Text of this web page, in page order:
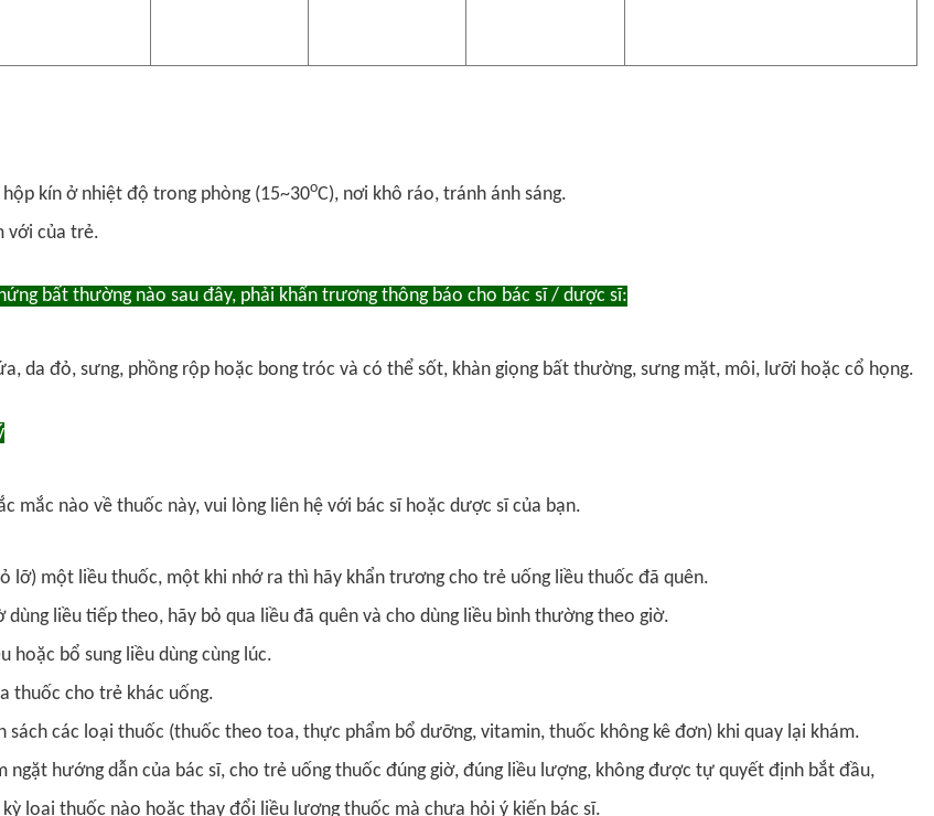
kín ở nhiệt độ trong phòng (15~30oC), nơi khô ráo, tránh ánh sáng.
với của trẻ.
bất thường nào sau đây, phải khẩn trương thông báo cho bác sĩ / dược sĩ:
da đỏ, sưng, phồng rộp hoặc bong tróc và có thể sốt, khàn giọng bất thường, sưng mặt, môi, lưỡi hoặc cổ họng.
mắc nào về thuốc này, vui lòng liên hệ với bác sĩ hoặc dược sĩ của bạn.
lỡ) một liều thuốc, một khi nhớ ra thì hãy khẩn trương cho trẻ uống liều thuốc đã quên.
dùng liều tiếp theo, hãy bỏ qua liều đã quên và cho dùng liều bình thường theo giờ.
hoặc bổ sung liều dùng cùng lúc.
thuốc cho trẻ khác uống.
sách các loại thuốc (thuốc theo toa, thực phẩm bổ dưỡng, vitamin, thuốc không kê đơn) khi quay lại khám.
ngặt hướng dẫn của bác sĩ, cho trẻ uống thuốc đúng giờ, đúng liều lượng, không được tự quyết định bắt đầu,
kỳ loại thuốc nào hoặc thay đổi liều lượng thuốc mà chưa hỏi ý kiến bác sĩ.